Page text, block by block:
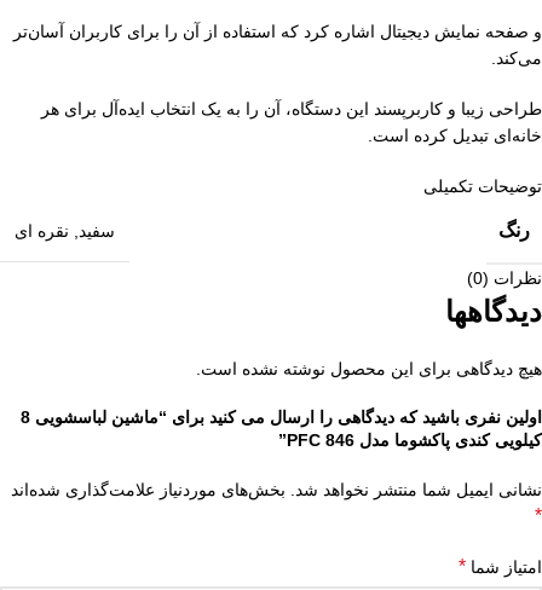
و صفحه نمایش دیجیتال اشاره کرد که استفاده از آن را برای کاربران آسان‌تر
می‌کند.
طراحی زیبا و کاربرپسند این دستگاه، آن را به یک انتخاب ایده‌آل برای هر
خانه‌ای تبدیل کرده است.
توضیحات تکمیلی
رنگ سفید نقره ای
نظرات (0)
دیدگاهها
هیچ دیدگاهی برای این محصول نوشته نشده است.
اولین نفری باشید که دیدگاهی را ارسال می کنید برای “ماشین لباسشویی 8
کیلویی کندی پاکشوما مدل PFC 846”
نشانی ایمیل شما منتشر نخواهد شد. بخش‌های موردنیاز علامت‌گذاری شده‌اند
*
امتیاز شما *